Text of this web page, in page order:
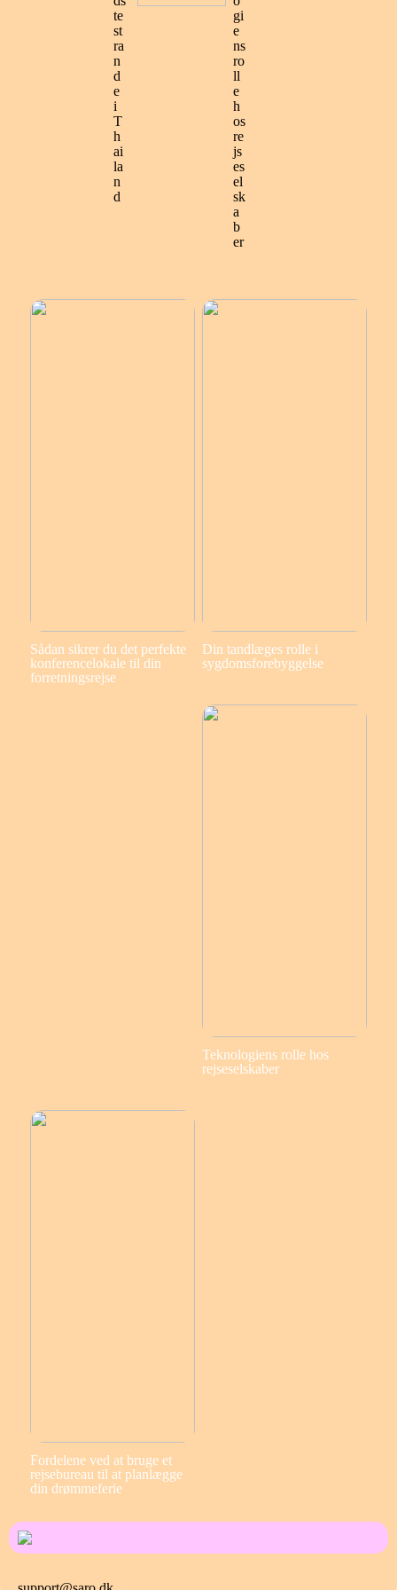
te
st
ra
n
d
e
i
T
h
ai
la
n
d
gi
e
ns
ro
ll
e
h
os
re
js
es
el
sk
a
b
er
Sådan sikrer du det perfekte
konferencelokale til din
forretningsrejse
Din tandlæges rolle i
sygdomsforebyggelse
Teknologiens rolle hos
rejseselskaber
Fordelene ved at bruge et
rejsebureau til at planlægge
din drømmeferie